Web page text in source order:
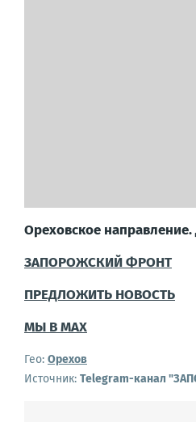
Ореховское
ЗАПОРОЖСКИЙ ФРОНТ
ПРЕДЛОЖИТЬ НОВОСТЬ
МЫ В MAX
Гео: Орехов
Источник: Telegram-канал